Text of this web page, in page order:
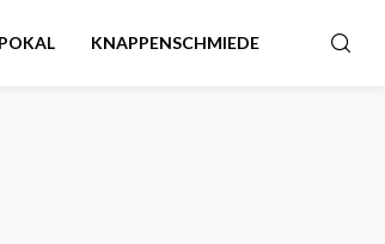
KNAPPENSCHMIEDE